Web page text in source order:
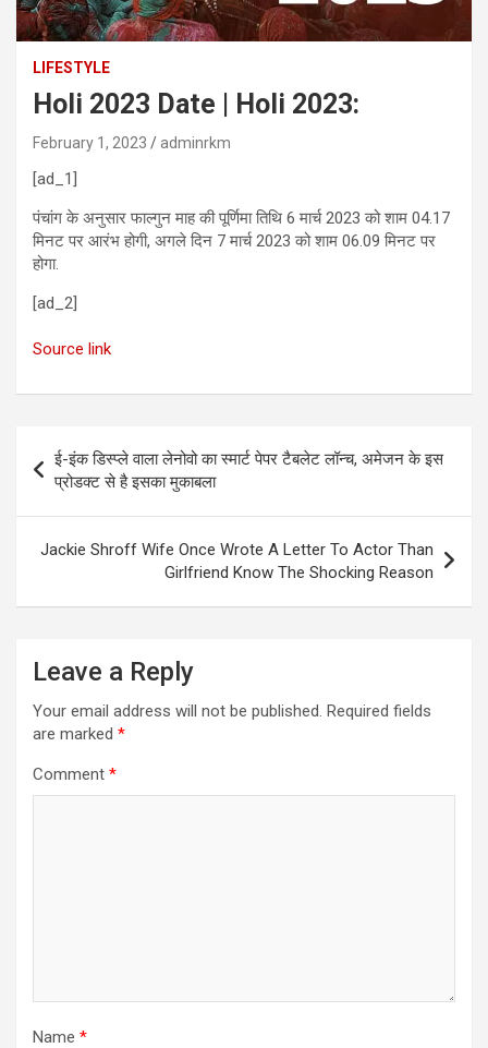
LIFESTYLE
Holi 2023 Date | Holi 2023:
February 1, 2023 adminrkm
[ad_1]
पंचांग के अनुसार फाल्गुन माह की पूर्णिमा तिथि 6 मार्च 2023 को शाम 04.17
मिनट पर आरंभ होगी, अगले दिन 7 मार्च 2023 को शाम 06.09 मिनट पर
होगा.
[ad_2]
Source link
Post
navigation
ई-इंक डिस्प्ले वाला लेनोवो का स्मार्ट पेपर टैबलेट लॉन्च, अमेजन के इस
प्रोडक्ट से है इसका मुकाबला
Jackie Shroff Wife Once Wrote A Letter To Actor Than
Girlfriend Know The Shocking Reason
Leave a Reply
Your email address will not be published. Required fields
are marked *
Comment *
Name *